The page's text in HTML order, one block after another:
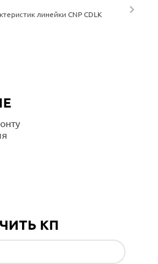
линейки CNP CDLK
КП